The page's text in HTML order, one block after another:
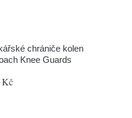
chrániče kolen
Knee Guards
Kč